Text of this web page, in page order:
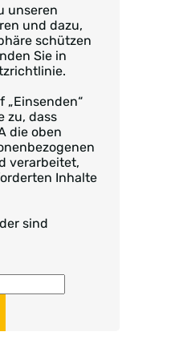
unseren
und dazu,
schützen
Sie in
„Einsenden“
zu, dass
die oben
verarbeitet,
Inhalte
sind